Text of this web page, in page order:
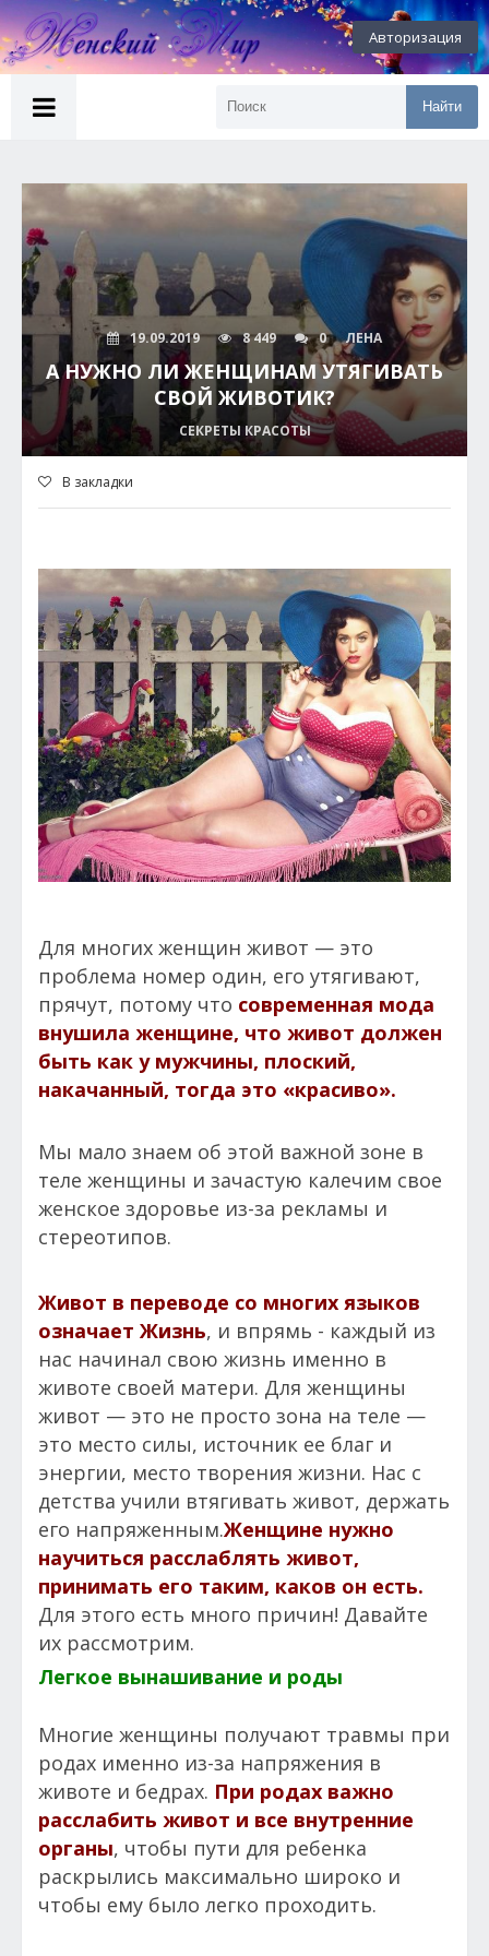
Авторизация
Найти
19.09.2019 8 449 0 ЛЕНА
А НУЖНО ЛИ ЖЕНЩИНАМ УТЯГИВАТЬ
СВОЙ ЖИВОТИК?
СЕКРЕТЫ КРАСОТЫ
В закладки
Для многих женщин живот — это
проблема номер один, его утягивают,
прячут, потому что современная мода
внушила женщине, что живот должен
быть как у мужчины, плоский,
накачанный, тогда это «красиво».
Мы мало знаем об этой важной зоне в
теле женщины и зачастую калечим свое
женское здоровье из-за рекламы и
стереотипов.
Живот в переводе со многих языков
означает Жизнь, и впрямь - каждый из
нас начинал свою жизнь именно в
животе своей матери. Для женщины
живот — это не просто зона на теле —
это место силы, источник ее благ и
энергии, место творения жизни. Нас с
детства учили втягивать живот, держать
его напряженным.Женщине нужно
научиться расслаблять живот,
принимать его таким, каков он есть.
Для этого есть много причин! Давайте
их рассмотрим.
Легкое вынашивание и роды
Многие женщины получают травмы при
родах именно из-за напряжения в
животе и бедрах. При родах важно
расслабить живот и все внутренние
органы, чтобы пути для ребенка
раскрылись максимально широко и
чтобы ему было легко проходить.